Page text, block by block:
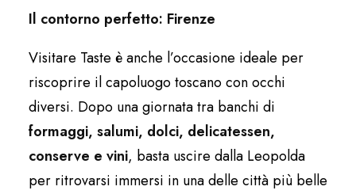
Il contorno perfetto: Firenze
Visitare Taste è anche l’occasione ideale per
riscoprire il capoluogo toscano con occhi
diversi. Dopo una giornata tra banchi di
formaggi, salumi, dolci, delicatessen,
conserve e vini, basta uscire dalla Leopolda
per ritrovarsi immersi in una delle città più belle